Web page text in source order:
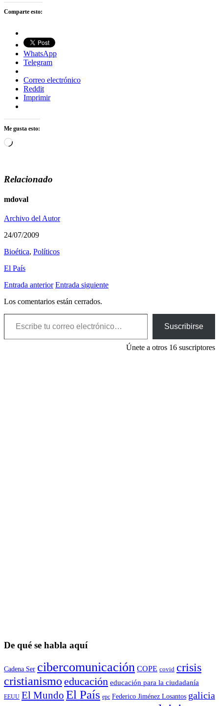
Comparte esto:
WhatsApp
Telegram
Correo electrónico
Reddit
Imprimir
Me gusta esto:
Cargando...
Relacionado
mdoval
Archivo del Autor
24/07/2009
Bioética, Polí­ticos
El País
Entrada anterior Entrada siguiente
Los comentarios están cerrados.
Escribe tu correo electrónico…
Suscribirse
Únete a otros 16 suscriptores
De qué se habla aquí
Cadena Ser cibercomunicación COPE covid crisis
cristianismo educación educación para la ciudadaní­a
EEUU El Mundo El País epc Federico Jiménez Losantos galicia